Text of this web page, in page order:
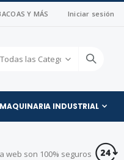
Y MÁS Iniciar sesión
MAQUINARIA INDUSTRIAL
web son 100% seguros